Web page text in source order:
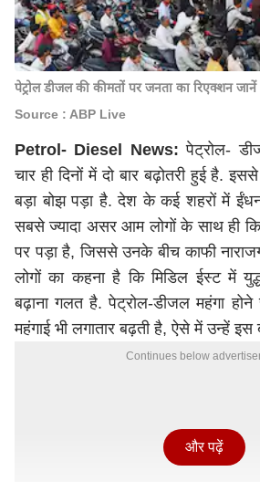
पेट्रोल डीजल की कीमतों पर जनता का रिएक्शन जानें
Source : ABP Live
Petrol- Diesel News: पेट्रोल-
चार ही दिनों में दो बार बढ़ोतरी हुई है.
बड़ा बोझ पड़ा है. देश के कई शहरों में
सबसे ज्यादा असर आम लोगों के साथ ही
पर पड़ा है, जिससे उनके बीच काफी
लोगों का कहना है कि मिडिल ईस्ट में
बढ़ाना गलत है. पेट्रोल-डीजल महंगा
महंगाई भी लगातार बढ़ती है, ऐसे में उन्हें इस
Continues below
और पढ़ें